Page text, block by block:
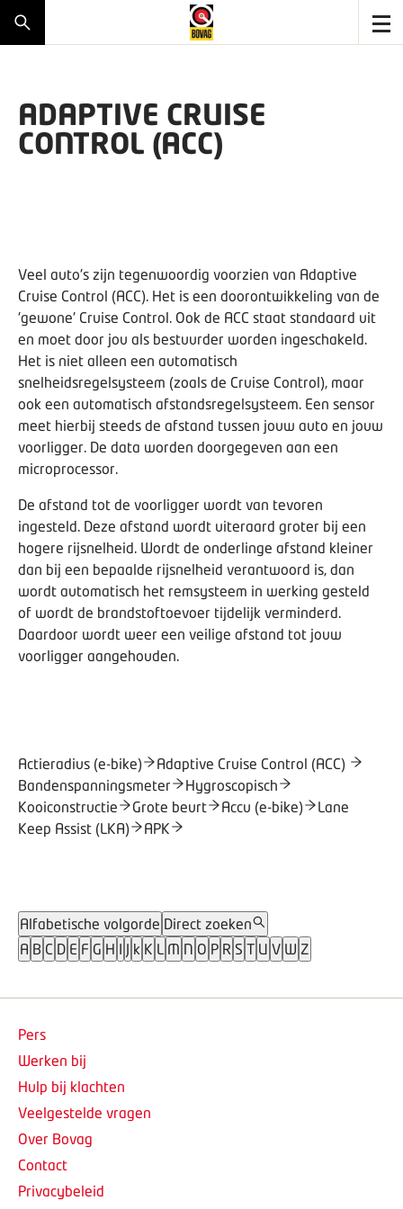
ADAPTIVE CRUISE
CONTROL (ACC)
Veel auto's zijn tegenwoordig voorzien van Adaptive
Cruise Control (ACC). Het is een doorontwikkeling van de
'gewone' Cruise Control. Ook de ACC staat standaard uit
en moet door jou als bestuurder worden ingeschakeld.
Het is niet alleen een automatisch
snelheidsregelsysteem (zoals de Cruise Control), maar
ook een automatisch afstandsregelsysteem. Een sensor
meet hierbij steeds de afstand tussen jouw auto en jouw
voorligger. De data worden doorgegeven aan een
microprocessor.
De afstand tot de voorligger wordt van tevoren
ingesteld. Deze afstand wordt uiteraard groter bij een
hogere rijsnelheid. Wordt de onderlinge afstand kleiner
dan bij een bepaalde rijsnelheid verantwoord is, dan
wordt automatisch het remsysteem in werking gesteld
of wordt de brandstoftoevoer tijdelijk verminderd.
Daardoor wordt weer een veilige afstand tot jouw
voorligger aangehouden.
Actieradius (e-bike)
Adaptive Cruise Control (ACC)
Bandenspanningsmeter
Hygroscopisch
Kooiconstructie
Grote beurt Accu (e-bike)
Lane
Keep Assist (LKA)
APK
Alfabetische volgorde Direct zoeken
A B C D E F G H I J k K L M N O P R S T U V W Z
Pers
Werken bij
Hulp bij klachten
Veelgestelde vragen
Over Bovag
Contact
Privacybeleid